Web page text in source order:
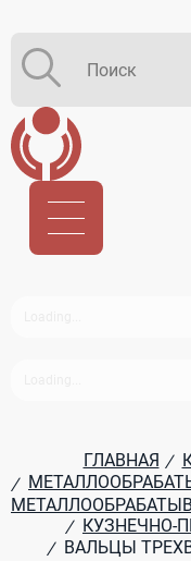
ГЛАВНАЯ /
/
/ КУЗНЕЧНО-
/ ВАЛЬЦЫ